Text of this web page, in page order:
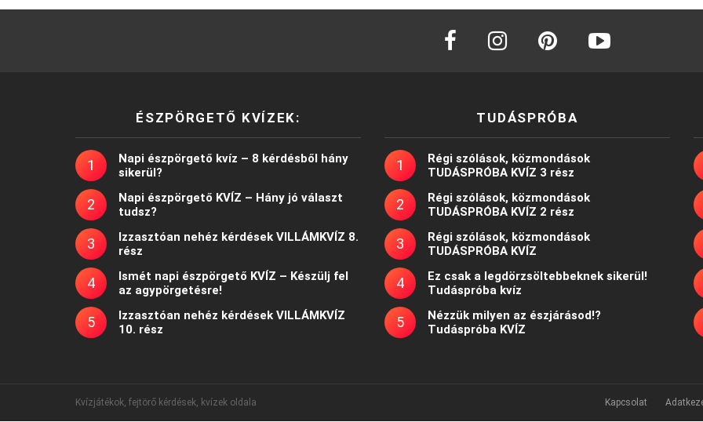
facebook instagram
ÉSZPÖRGETŐ KVÍZEK:
Napi észpörgető kvíz – 8 kérdésből hány
sikerül?
Napi észpörgető KVÍZ – Hány jó választ
tudsz?
Izzasztóan nehéz kérdések VILLÁMKVÍZ 8.
rész
Ismét napi észpörgető KVÍZ – Készülj fel
az agypörgetésre!
Izzasztóan nehéz kérdések VILLÁMKVÍZ
10. rész
TUDÁSPRÓBA
Régi szólások, közmondások
TUDÁSPRÓBA KVÍZ 3 rész
Régi szólások, közmondások
TUDÁSPRÓBA KVÍZ 2 rész
Régi szólások, közmondások
TUDÁSPRÓBA KVÍZ
Ez csak a legdörzsöltebbeknek sikerül!
Tudáspróba kvíz
Nézzük milyen az észjárásod!?
Tudáspróba KVÍZ
Kvízjátékok, fejtörő kérdések, kvízek oldala Kapcsolat